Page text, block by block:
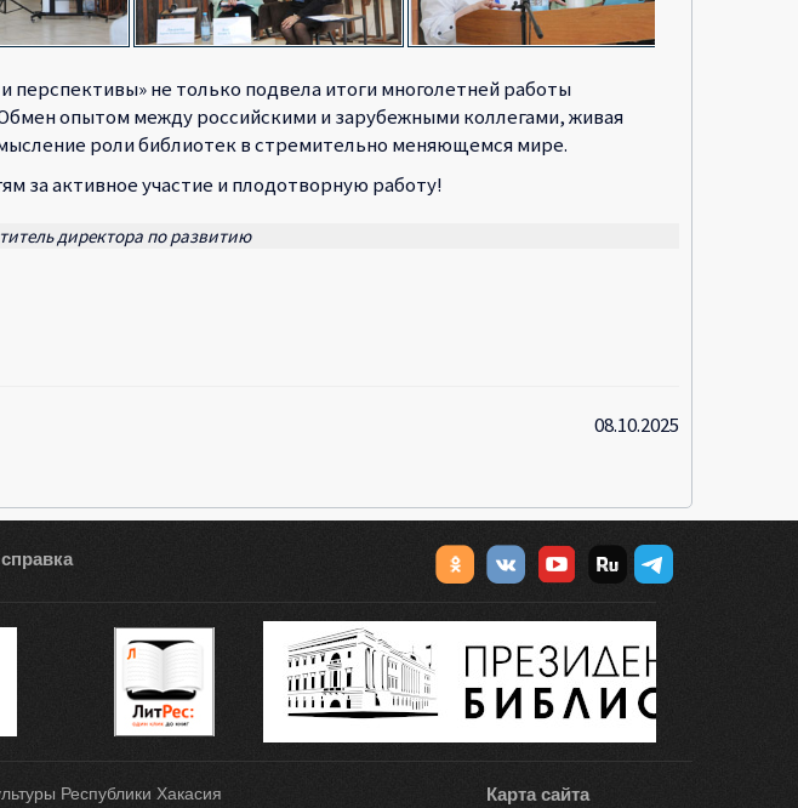
не только подвела итоги многолетней работы
опытом между российскими и зарубежными коллегами, живая
роли библиотек в стремительно меняющемся мире.
за активное участие и плодотворную работу!
директора по развитию
08.10.2025
Республики Хакасия
Карта сайта